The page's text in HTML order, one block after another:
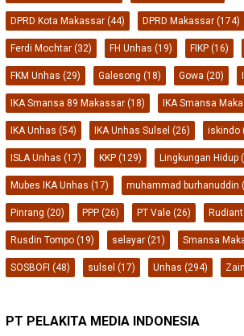
DPRD Kota Makassar (44) DPRD Makassar (174)
Ferdi Mochtar (32) FH Unhas (19) FIKP (16)
FKM Unhas (29) Galesong (18) Gowa (20)
IKA Smansa 89 Makassar (18) IKA Smansa
IKA Unhas (54) IKA Unhas Sulsel (26) iskindo
ISLA Unhas (17) KKP (129) Lingkungan Hidup
Mubes IKA Unhas (17) muhammad burhanuddin
Pinrang (20) PPP (26) PT Vale (26)
Rusdin Tompo (19) selayar (21) Smansa
SOSBOFI (48) sulsel (17) Unhas (294)
PT PELAKITA MEDIA INDONESIA